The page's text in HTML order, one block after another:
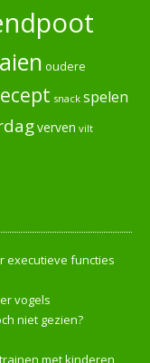
oudere
snack spelen
verven vilt
executieve functies
vogels
niet gezien?
met kinderen